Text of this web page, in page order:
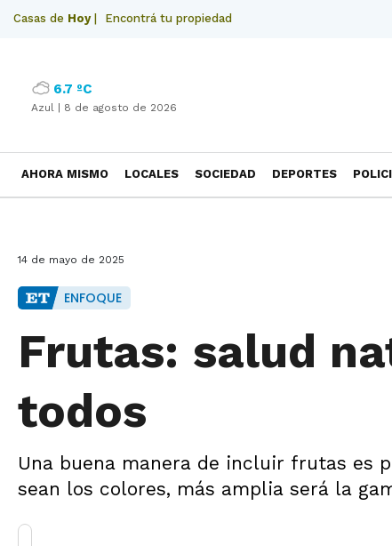
Casas de Hoy| Encontrá tu propiedad
6.7 ºC
Azul | 8 de agosto de 2026
AHORA MISMO LOCALES SOCIEDAD DEPORTES
14 de mayo de 2025
ENFOQUE
Frutas: salud
todos
Una buena manera de incluir frutas es
sean los colores, más amplia será la